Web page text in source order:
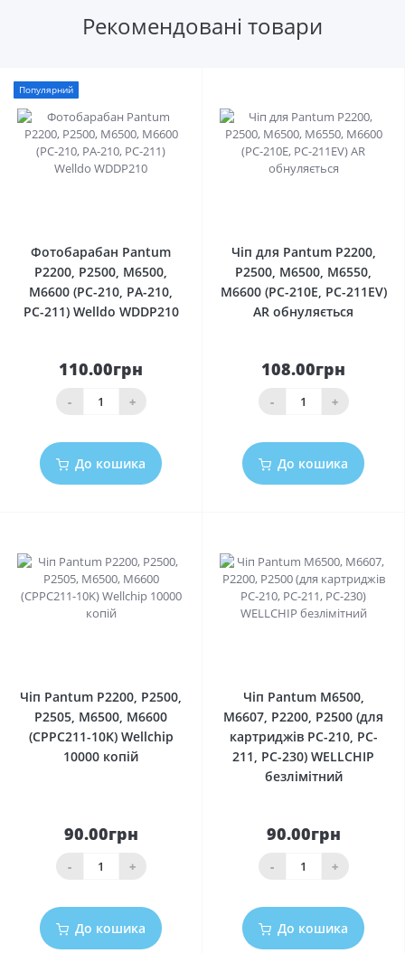
Рекомендовані товари
Популярний
Фотобарабан Pantum
P2200, P2500, M6500,
M6600 (PC-210, PA-210,
PC-211) Welldo WDDP210
110.00грн
- +
До кошика
Чіп для Pantum P2200,
P2500, M6500, M6550,
M6600 (PC-210E, PC-211EV)
AR обнуляється
108.00грн
- +
До кошика
Чіп Pantum P2200, P2500,
P2505, M6500, M6600
(CPPC211-10K) Wellchip
10000 копій
90.00грн
- +
До кошика
Чіп Pantum M6500,
M6607, P2200, P2500 (для
картриджів PC-210, PC-
211, PC-230) WELLCHIP
безлімітний
90.00грн
- +
До кошика